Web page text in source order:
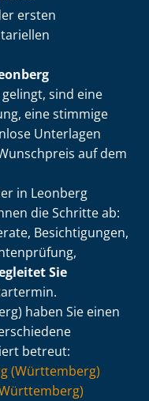
ersten
sind eine
eine stimmige
Unterlagen
auf dem
in Leonberg
die Schritte ab:
Besichtigungen,
Sie
haben Sie einen
betreut:
(Württemberg)